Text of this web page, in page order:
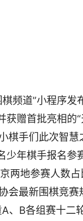
道”小程序发
获赠首批亮相
棋手们此次智
年棋手报名参
两地参赛人数
会最新围棋竞
、B各组赛十